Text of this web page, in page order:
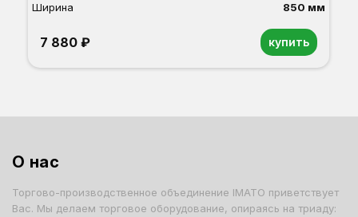
Ширина
850 мм
7 880 ₽ купить
О нас
Торгово-производственное объединение IMATO приветствует
Вас. Мы делаем торговое оборудование, опираясь на триаду: